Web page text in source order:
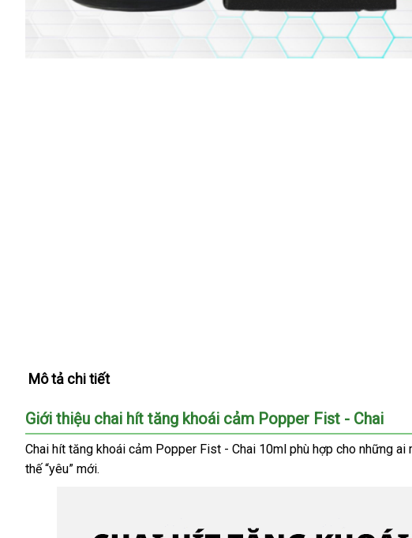
Mô tả chi tiết
Giới thiệu chai hít tăng khoái cảm Popper Fist - Chai
Chai hít tăng khoái cảm Popper Fist - Chai 10ml phù hợp cho thương
những ai
thế “yêu” mới.